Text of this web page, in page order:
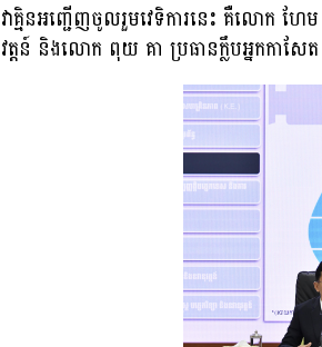
វាគ្មិនអញ្ជើញចូលរួមវេទិការនេះ គឺលោក ហែម
វត្តន៍ និងលោក ពុយ គា ប្រធានក្លឹបអ្នកកាស